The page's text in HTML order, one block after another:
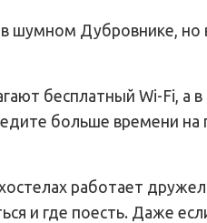
шумном Дубровнике, но
бесплатный Wi-Fi, а
больше времени на
работает
и где поесть. Даже